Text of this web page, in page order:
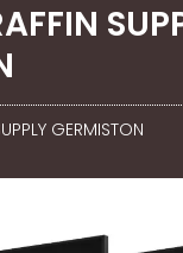
GERMISTON